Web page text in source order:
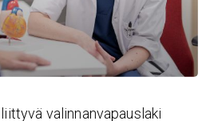
valinnanvapauslaki